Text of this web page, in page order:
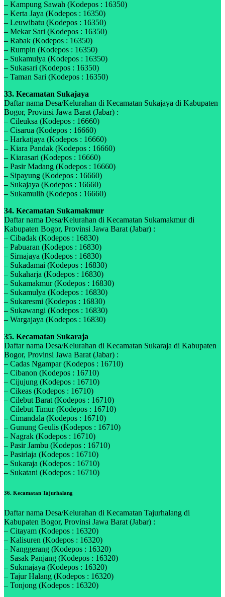
– Kampung Sawah (Kodepos : 16350)
– Kerta Jaya (Kodepos : 16350)
– Leuwibatu (Kodepos : 16350)
– Mekar Sari (Kodepos : 16350)
– Rabak (Kodepos : 16350)
– Rumpin (Kodepos : 16350)
– Sukamulya (Kodepos : 16350)
– Sukasari (Kodepos : 16350)
– Taman Sari (Kodepos : 16350)
33. Kecamatan Sukajaya
Daftar nama Desa/Kelurahan di Kecamatan Sukajaya di Kabupaten
Bogor, Provinsi Jawa Barat (Jabar) :
– Cileuksa (Kodepos : 16660)
– Cisarua (Kodepos : 16660)
– Harkatjaya (Kodepos : 16660)
– Kiara Pandak (Kodepos : 16660)
– Kiarasari (Kodepos : 16660)
– Pasir Madang (Kodepos : 16660)
– Sipayung (Kodepos : 16660)
– Sukajaya (Kodepos : 16660)
– Sukamulih (Kodepos : 16660)
34. Kecamatan Sukamakmur
Daftar nama Desa/Kelurahan di Kecamatan Sukamakmur di
Kabupaten Bogor, Provinsi Jawa Barat (Jabar) :
– Cibadak (Kodepos : 16830)
– Pabuaran (Kodepos : 16830)
– Sirnajaya (Kodepos : 16830)
– Sukadamai (Kodepos : 16830)
– Sukaharja (Kodepos : 16830)
– Sukamakmur (Kodepos : 16830)
– Sukamulya (Kodepos : 16830)
– Sukaresmi (Kodepos : 16830)
– Sukawangi (Kodepos : 16830)
– Wargajaya (Kodepos : 16830)
35. Kecamatan Sukaraja
Daftar nama Desa/Kelurahan di Kecamatan Sukaraja di Kabupaten
Bogor, Provinsi Jawa Barat (Jabar) :
– Cadas Ngampar (Kodepos : 16710)
– Cibanon (Kodepos : 16710)
– Cijujung (Kodepos : 16710)
– Cikeas (Kodepos : 16710)
– Cilebut Barat (Kodepos : 16710)
– Cilebut Timur (Kodepos : 16710)
– Cimandala (Kodepos : 16710)
– Gunung Geulis (Kodepos : 16710)
– Nagrak (Kodepos : 16710)
– Pasir Jambu (Kodepos : 16710)
– Pasirlaja (Kodepos : 16710)
– Sukaraja (Kodepos : 16710)
– Sukatani (Kodepos : 16710)
36. Kecamatan Tajurhalang
Daftar nama Desa/Kelurahan di Kecamatan Tajurhalang di
Kabupaten Bogor, Provinsi Jawa Barat (Jabar) :
– Citayam (Kodepos : 16320)
– Kalisuren (Kodepos : 16320)
– Nanggerang (Kodepos : 16320)
– Sasak Panjang (Kodepos : 16320)
– Sukmajaya (Kodepos : 16320)
– Tajur Halang (Kodepos : 16320)
– Tonjong (Kodepos : 16320)